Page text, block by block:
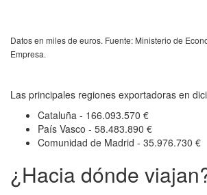
Datos en miles de euros. Fuente: Ministerio de
Empresa.
Las principales regiones exportadoras en
Cataluña - 166.093.570 €
País Vasco - 58.483.890 €
Comunidad de Madrid - 35.976.730 €
¿Hacia dónde